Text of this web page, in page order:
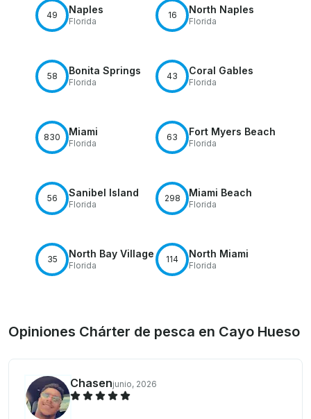
49 Naples
Florida
16 North Naples
Florida
58 Bonita Springs
Florida
43 Coral Gables
Florida
830 Miami
Florida
63 Fort Myers Beach
Florida
56 Sanibel Island
Florida
298 Miami Beach
Florida
35 North Bay Village
Florida
114 North Miami
Florida
Opiniones Chárter de pesca en Cayo Hueso
Chasenjunio, 2026